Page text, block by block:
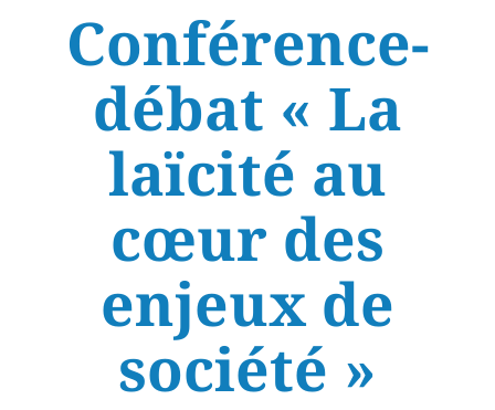
Conférence-
débat « La
laïcité au
cœur des
enjeux de
société »